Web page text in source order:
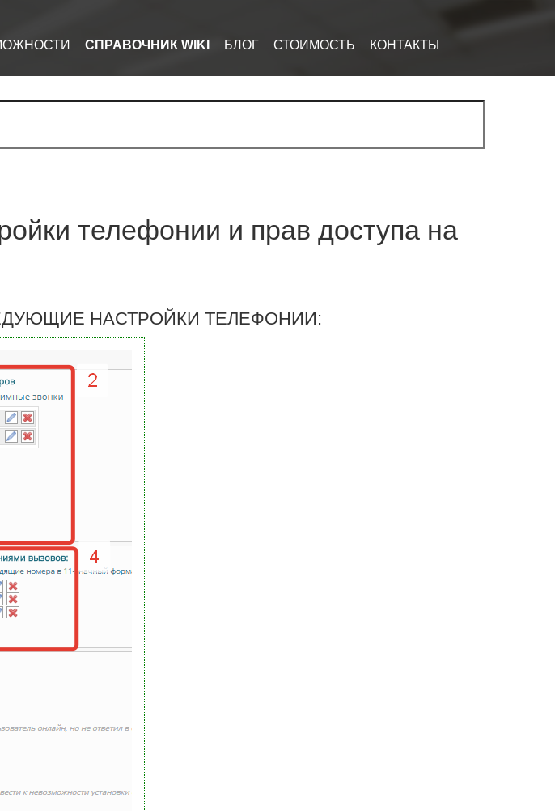
СПРАВОЧНИК WIKI БЛОГ СТОИМОСТЬ КОНТАКТЫ
телефонии и прав доступа на
НАСТРОЙКИ ТЕЛЕФОНИИ: